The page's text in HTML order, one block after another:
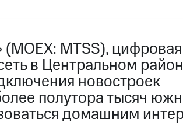
MTSS), цифровая
в Центральном
новостроек
полутора тысяч
домашним